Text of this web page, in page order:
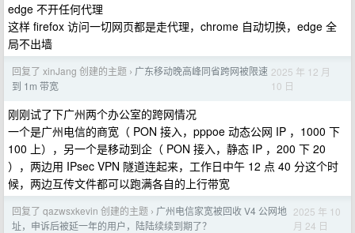
edge 不开任何代理
这样 firefox 访问一切网页都是走代理，chrome 自动切换，edge 全
局不出墙
回复了 xinJang 创建的主题 › 广东移动晚高峰同省跨网被限速
到 1m 带宽
2025 年 12 月
10 日
刚刚试了下广州两个办公室的跨网情况
一个是广州电信的商宽（ PON 接入，pppoe 动态公网 IP ，1000 下
100 上），另一个是移动到企（ PON 接入，静态 IP ，200 下 20
），两边用 IPsec VPN 隧道连起来，工作日中午 12 点 40 分这个时
候，两边互传文件都可以跑满各自的上行带宽
回复了 qazwsxkevin 创建的主题 › 广州电信家宽被回收 V4 公网地
址，申诉后被延一年的用户，陆陆续续到期了？
2025 年 10
月 24 日